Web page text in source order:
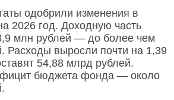
одобрили изменения в
2026 год. Доходную часть
млн рублей — до более чем
Расходы выросли почти на 1,39
54,88 млрд рублей.
бюджета фонда — около